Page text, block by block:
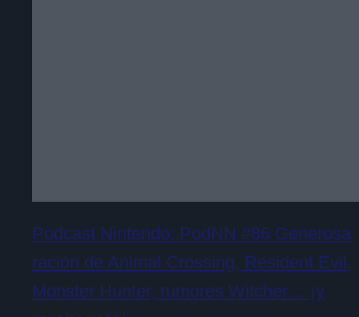
Podcast Nintendo: PodNN #86 Generosa
ración de Animal Crossing, Resident Evil,
Monster Hunter, rumores Witcher… ¡y